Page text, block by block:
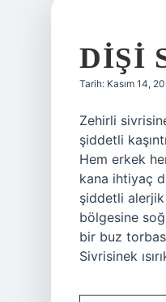
DIŞI
Tarih: Kasım 14,
Zehirli
şiddetli
Hem erkek
kana ihtiyaç
şiddetli alerjik
bölgesine
bir buz
Sivrisinek